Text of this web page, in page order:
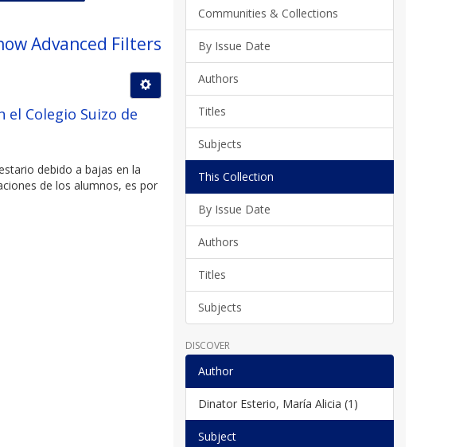
Advanced Filters
el Colegio Suizo de
debido a bajas en la
de los alumnos, es por
Communities & Collections
By Issue Date
Authors
Titles
Subjects
This Collection
By Issue Date
Authors
Titles
Subjects
DISCOVER
Author
Dinator Esterio, María Alicia (1)
Subject